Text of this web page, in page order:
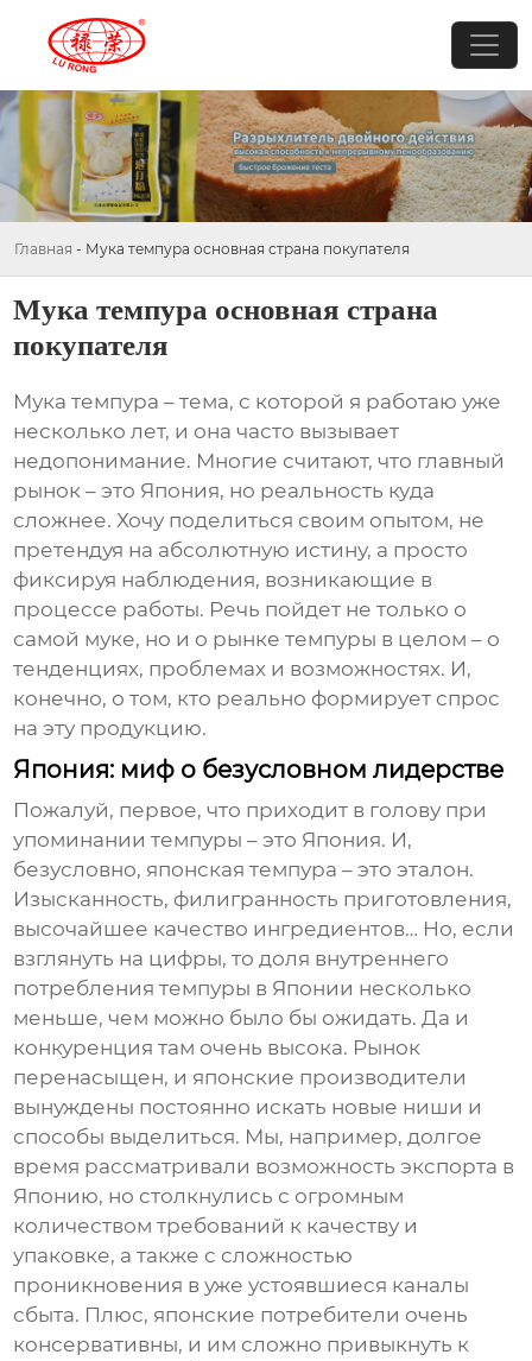
Главная - Мука темпура основная страна покупателя
Мука темпура основная страна
покупателя
Мука темпура – тема, с которой я работаю уже
несколько лет, и она часто вызывает
недопонимание. Многие считают, что главный
рынок – это Япония, но реальность куда
сложнее. Хочу поделиться своим опытом, не
претендуя на абсолютную истину, а просто
фиксируя наблюдения, возникающие в
процессе работы. Речь пойдет не только о
самой муке, но и о рынке темпуры в целом – о
тенденциях, проблемах и возможностях. И,
конечно, о том, кто реально формирует спрос
на эту продукцию.
Япония: миф о безусловном лидерстве
Пожалуй, первое, что приходит в голову при
упоминании темпуры – это Япония. И,
безусловно, японская темпура – это эталон.
Изысканность, филигранность приготовления,
высочайшее качество ингредиентов… Но, если
взглянуть на цифры, то доля внутреннего
потребления темпуры в Японии несколько
меньше, чем можно было бы ожидать. Да и
конкуренция там очень высока. Рынок
перенасыщен, и японские производители
вынуждены постоянно искать новые ниши и
способы выделиться. Мы, например, долгое
время рассматривали возможность экспорта в
Японию, но столкнулись с огромным
количеством требований к качеству и
упаковке, а также с сложностью
проникновения в уже устоявшиеся каналы
сбыта. Плюс, японские потребители очень
консервативны, и им сложно привыкнуть к